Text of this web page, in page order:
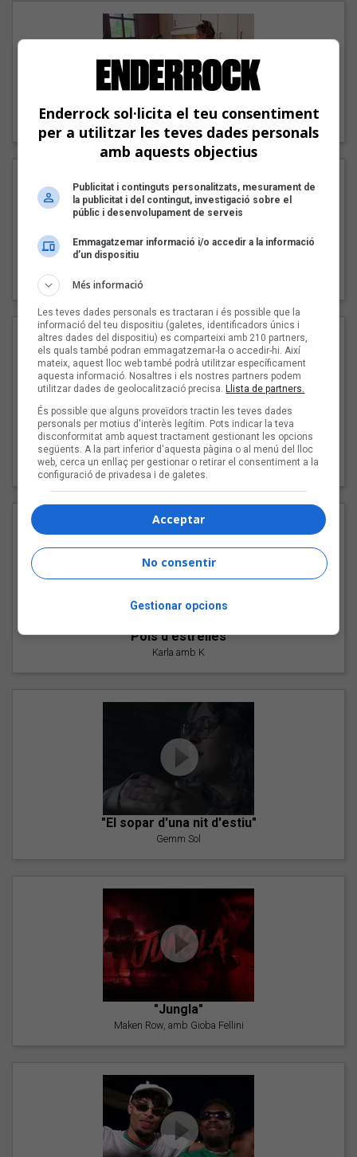
"Lo bueno y lo malo"
Carmen y María
Pep Álvarez amb Joan Muntaner (Xanguito)
"Les cabres"
94 Rules amb Compte
"Pols d'estrelles"
Karla amb K
"El sopar d'una nit d'estiu"
Gemm Sol
"Jungla"
Maken Row, amb Gioba Fellini
Enderrock sol·licita el teu consentiment
per a utilitzar les teves dades personals
amb aquests objectius
Publicitat i continguts personalitzats, mesurament de
la publicitat i del contingut, investigació sobre el
públic i desenvolupament de serveis
Emmagatzemar informació i/o accedir a la informació
d’un dispositiu
Més informació
Les teves dades personals es tractaran i és possible que la
informació del teu dispositiu (galetes, identificadors únics i
altres dades del dispositiu) es comparteixi amb 210 partners,
els quals també podran emmagatzemar-la o accedir-hi. Així
mateix, aquest lloc web també podrà utilitzar específicament
aquesta informació. Nosaltres i els nostres partners podem
utilitzar dades de geolocalització precisa.Llista de partners.
És possible que alguns proveïdors tractin les teves dades
personals per motius d'interès legítim. Pots indicar la teva
disconformitat amb aquest tractament gestionant les opcions
següents. A la part inferior d'aquesta pàgina o al menú del lloc
web, cerca un enllaç per gestionar o retirar el consentiment a la
configuració de privadesa i de galetes.
Acceptar
No consentir
Gestionar opcions